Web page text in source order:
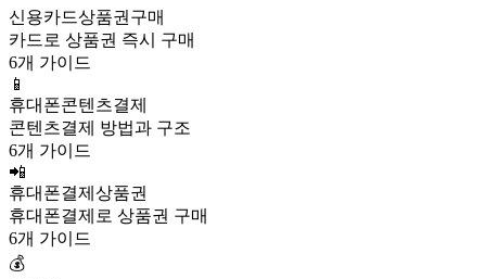
신용카드상품권구매
카드로 상품권 즉시 구매
6개 가이드
📱
휴대폰콘텐츠결제
콘텐츠결제 방법과 구조
6개 가이드
📲
휴대폰결제상품권
휴대폰결제로 상품권 구매
6개 가이드
💰